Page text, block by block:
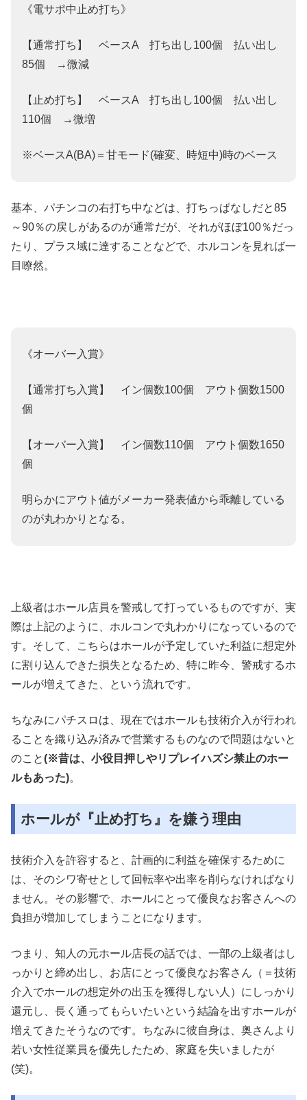
《電サポ中止め打ち》
【通常打ち】 ベースA 打ち出し100個 払い出し
85個 →微減
【止め打ち】 ベースA 打ち出し100個 払い出し
110個 →微増
※ベースA(BA)＝甘モード(確変、時短中)時のベース
基本、パチンコの右打ち中などは、打ちっぱなしだと85
～90％の戻しがあるのが通常だが、それがほぼ100％だっ
たり、プラス域に達することなどで、ホルコンを見れば一
目瞭然。
《オーバー入賞》
【通常打ち入賞】 イン個数100個 アウト個数1500
個
【オーバー入賞】 イン個数110個 アウト個数1650
個
明らかにアウト値がメーカー発表値から乖離している
のが丸わかりとなる。
上級者はホール店員を警戒して打っているものですが、実
際は上記のように、ホルコンで丸わかりになっているので
す。そして、こちらはホールが予定していた利益に想定外
に割り込んできた損失となるため、特に昨今、警戒するホ
ールが増えてきた、という流れです。
ちなみにパチスロは、現在ではホールも技術介入が行われ
ることを織り込み済みで営業するものなので問題はないと
のこと(※昔は、小役目押しやリプレイハズシ禁止のホー
ルもあった)。
ホールが『止め打ち』を嫌う理由
技術介入を許容すると、計画的に利益を確保するために
は、そのシワ寄せとして回転率や出率を削らなければなり
ません。その影響で、ホールにとって優良なお客さんへの
負担が増加してしまうことになります。
つまり、知人の元ホール店長の話では、一部の上級者はし
っかりと締め出し、お店にとって優良なお客さん（＝技術
介入でホールの想定外の出玉を獲得しない人）にしっかり
還元し、長く通ってもらいたいという結論を出すホールが
増えてきたそうなのです。ちなみに彼自身は、奥さんより
若い女性従業員を優先したため、家庭を失いましたが
(笑)。